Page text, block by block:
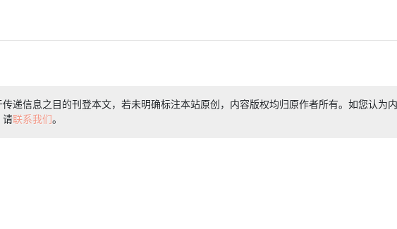
传递信息之目的刊登本文，若未明确标注本站原创，内容版权均归原作者所有。如您认为
请联系我们。